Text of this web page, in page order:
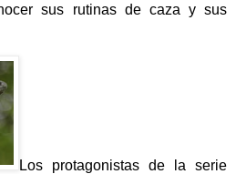
sus rutinas de caza y sus
Los protagonistas de la serie